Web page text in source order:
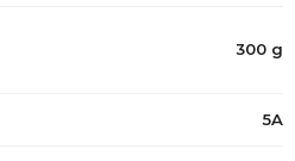
300 g
5A